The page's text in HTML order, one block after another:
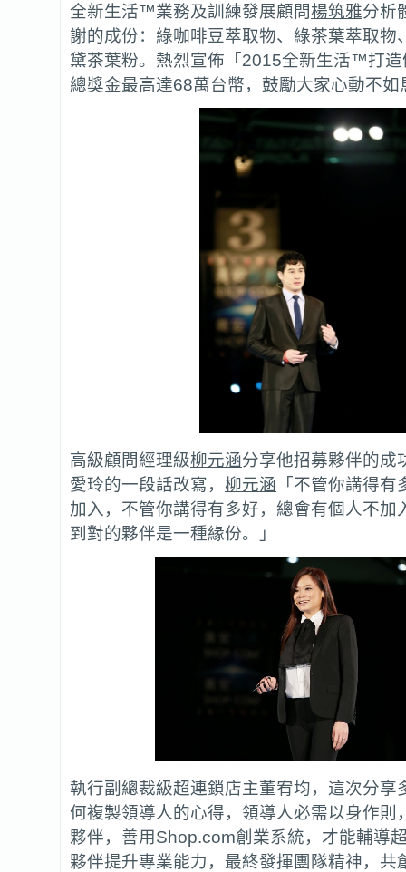
全新生活™業務及訓練發展顧問楊筑雅分析
謝的成份：綠咖啡豆萃取物、綠茶葉萃取物
黛茶葉粉。熱烈宣佈「2015全新生活™打
總獎金最高達68萬台幣，鼓勵大家心動不如
高級顧問經理級柳元涵分享他招募夥伴的成
愛玲的一段話改寫， 柳元涵 「不管你講得
加入，不管你講得有多好，總會有個人不加
到對的夥伴是一種緣份。」
執行副總裁級超連鎖店主董宥均，這次分享
何複製領導人的心得，領導人必需以身作則
夥伴，善用Shop.com創業系統，才能輔導
夥伴提升專業能力，最終發揮團隊精神，共